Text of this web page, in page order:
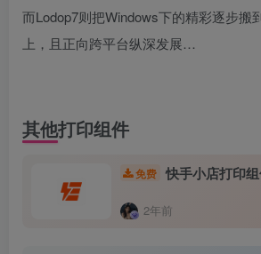
而Lodop7则把Windows下的精彩逐步搬
上，且正向跨平台纵深发展…
其他打印组件
免费 快手小店打印
2年前